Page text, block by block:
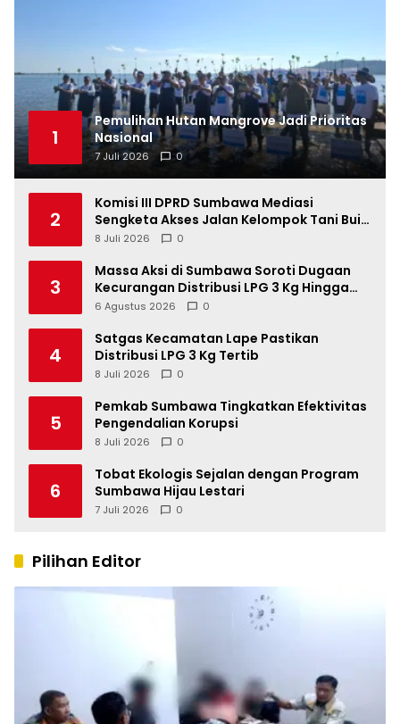
1
Pemulihan Hutan Mangrove Jadi Prioritas
Nasional
7 Juli 2026 0
2
Komisi III DPRD Sumbawa Mediasi
Sengketa Akses Jalan Kelompok Tani Buin
Dua
8 Juli 2026 0
3
Massa Aksi di Sumbawa Soroti Dugaan
Kecurangan Distribusi LPG 3 Kg Hingga
Pangkalan Fiktif
6 Agustus 2026 0
4
Satgas Kecamatan Lape Pastikan
Distribusi LPG 3 Kg Tertib
8 Juli 2026 0
5
Pemkab Sumbawa Tingkatkan Efektivitas
Pengendalian Korupsi
8 Juli 2026 0
6
Tobat Ekologis Sejalan dengan Program
Sumbawa Hijau Lestari
7 Juli 2026 0
Pilihan Editor